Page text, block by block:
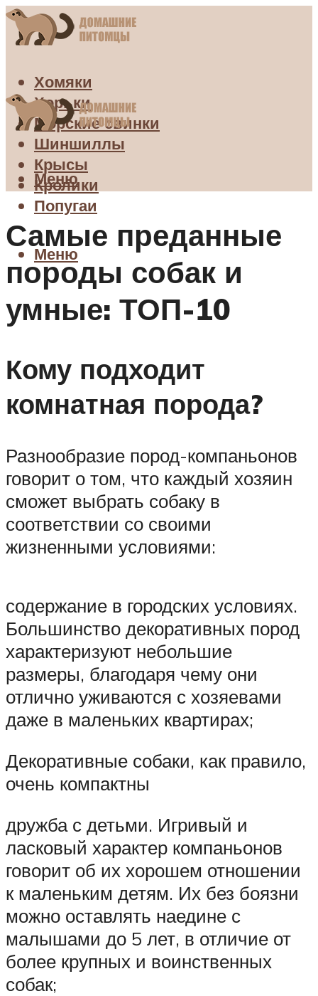
Хомяки
Хорьки
Морские свинки
Шиншиллы
Крысы
Кролики
Попугаи
Меню
Меню
Самые преданные
породы собак и
умные: ТОП-10
Кому подходит
комнатная порода?
Разнообразие пород-компаньонов
говорит о том, что каждый хозяин
сможет выбрать собаку в
соответствии со своими
жизненными условиями:
содержание в городских условиях.
Большинство декоративных пород
характеризуют небольшие
размеры, благодаря чему они
отлично уживаются с хозяевами
даже в маленьких квартирах;
Декоративные собаки, как правило,
очень компактны
дружба с детьми. Игривый и
ласковый характер компаньонов
говорит об их хорошем отношении
к маленьким детям. Их без боязни
можно оставлять наедине с
малышами до 5 лет, в отличие от
более крупных и воинственных
собак;